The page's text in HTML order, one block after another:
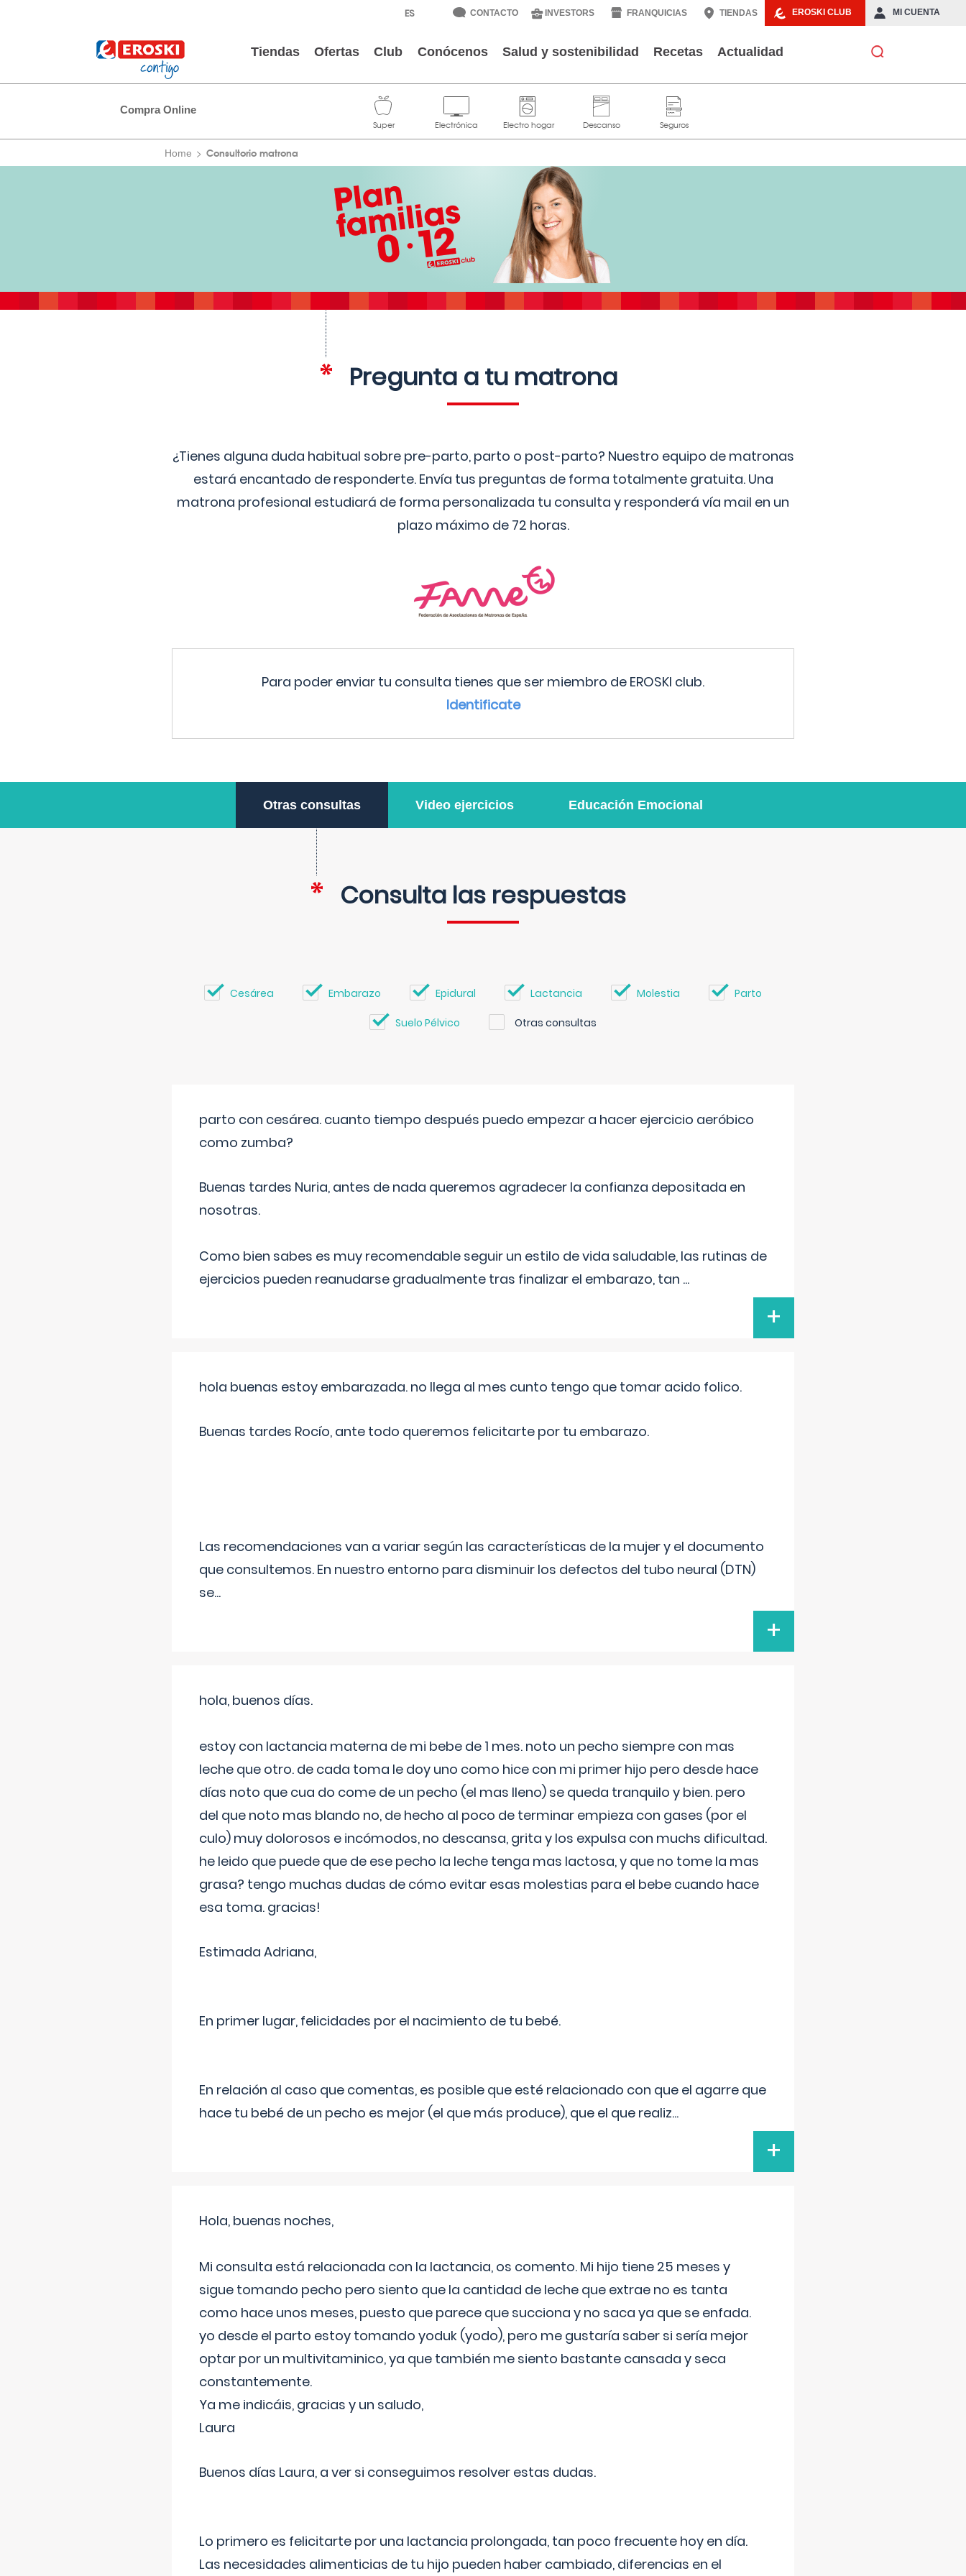
EROSKI CLUB MI CUENTA
CONTACTO INVESTORS FRANQUICIAS TIENDAS
Tiendas Ofertas Club Conócenos Salud y sostenibilidad Recetas Actualidad
Compra Online
Home Consultorio matrona
Pregunta a tu matrona
¿Tienes alguna duda habitual sobre pre-parto, parto o post-parto? Nuestro equipo de matronas
estará encantado de responderte. Envía tus preguntas de forma totalmente gratuita. Una
matrona profesional estudiará de forma personalizada tu consulta y responderá vía mail en un
plazo máximo de 72 horas.
Para poder enviar tu consulta tienes que ser miembro de EROSKI club.
Identificate
Otras consultas Video ejercicios Educación Emocional
Consulta las respuestas
Cesárea Embarazo Epidural Lactancia Molestia Parto
Suelo Pélvico Otras consultas
parto con cesárea. cuanto tiempo después puedo empezar a hacer ejercicio aeróbico
como zumba?
Buenas tardes Nuria, antes de nada queremos agradecer la confianza depositada en
nosotras.
Como bien sabes es muy recomendable seguir un estilo de vida saludable, las rutinas de
ejercicios pueden reanudarse gradualmente tras finalizar el embarazo, tan ...
+
hola buenas estoy embarazada. no llega al mes cunto tengo que tomar acido folico.
Buenas tardes Rocío, ante todo queremos felicitarte por tu embarazo.
Las recomendaciones van a variar según las características de la mujer y el documento
que consultemos. En nuestro entorno para disminuir los defectos del tubo neural (DTN)
se...
+
hola, buenos días.
estoy con lactancia materna de mi bebe de 1 mes. noto un pecho siempre con mas
leche que otro. de cada toma le doy uno como hice con mi primer hijo pero desde hace
días noto que cua do come de un pecho (el mas lleno) se queda tranquilo y bien. pero
del que noto mas blando no, de hecho al poco de terminar empieza con gases (por el
culo) muy dolorosos e incómodos, no descansa, grita y los expulsa con muchs dificultad.
he leido que puede que de ese pecho la leche tenga mas lactosa, y que no tome la mas
grasa? tengo muchas dudas de cómo evitar esas molestias para el bebe cuando hace
esa toma. gracias!
Estimada Adriana,
En primer lugar, felicidades por el nacimiento de tu bebé.
En relación al caso que comentas, es posible que esté relacionado con que el agarre que
hace tu bebé de un pecho es mejor (el que más produce), que el que realiz...
+
Hola, buenas noches,
Mi consulta está relacionada con la lactancia, os comento. Mi hijo tiene 25 meses y
sigue tomando pecho pero siento que la cantidad de leche que extrae no es tanta
como hace unos meses, puesto que parece que succiona y no saca ya que se enfada.
yo desde el parto estoy tomando yoduk (yodo), pero me gustaría saber si sería mejor
optar por un multivitaminico, ya que también me siento bastante cansada y seca
constantemente.
Ya me indicáis, gracias y un saludo,
Laura
Buenos días Laura, a ver si conseguimos resolver estas dudas.
Lo primero es felicitarte por una lactancia prolongada, tan poco frecuente hoy en día.
Las necesidades alimenticias de tu hijo pueden haber cambiado, diferencias en el